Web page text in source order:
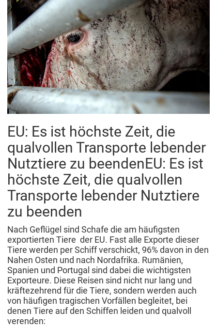
EU: Es ist höchste Zeit, die
qualvollen Transporte lebender
Nutztiere zu beendenEU: Es ist
höchste Zeit, die qualvollen
Transporte lebender Nutztiere
zu beenden
Nach Geflügel sind Schafe die am häufigsten
exportierten Tiere der EU. Fast alle Exporte dieser
Tiere werden per Schiff verschickt, 96% davon in den
Nahen Osten und nach Nordafrika. Rumänien,
Spanien und Portugal sind dabei die wichtigsten
Exporteure. Diese Reisen sind nicht nur lang und
kräftezehrend für die Tiere, sondern werden auch
von häufigen tragischen Vorfällen begleitet, bei
denen Tiere auf den Schiffen leiden und qualvoll
verenden: